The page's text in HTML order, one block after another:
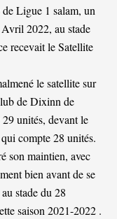
Ligue 1 salam, un
2022, au stade
recevait le Satellite
le satellite sur
de Dixinn de
29 unités, devant le
compte 28 unités.
son maintien, avec
bien avant de se
stade du 28
saison 2021-2022 .